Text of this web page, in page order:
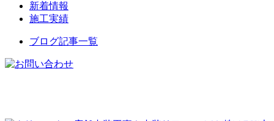
新着情報
施工実績
ブログ記事一覧